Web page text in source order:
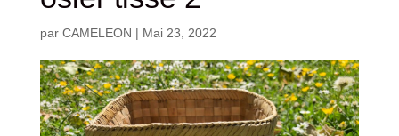
par CAMELEON | Mai 23, 2022